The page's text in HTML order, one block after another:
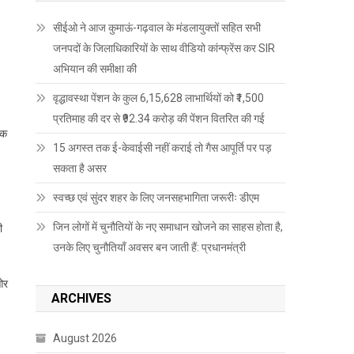
सीईओ ने आज कुमाऊं-गढ़वाल के मंडलायुक्तों सहित सभी
जनपदों के जिलाधिकारियों के साथ वीडियो कांन्फ्रेंस कर SIR
अभियान की समीक्षा की
वृद्धावस्था पेंशन के कुल 6,15,628 लाभार्थियों को ₹1,500
प्रतिमाह की दर से ₹92.34 करोड़ की पेंशन वितरित की गई
15 अगस्त तक ई-केवाईसी नहीं कराई तो गैस आपूर्ति पर पड़
सकता है असर
स्वच्छ एवं सुंदर शहर के लिए जनसहभागिता जरूरीः डीएम
जिन लोगों में चुनौतियों के नए समाधान खोजने का साहस होता है,
उनके लिए चुनौतियाँ अवसर बन जाती हैं: प्रधानमंत्री
ARCHIVES
August 2026